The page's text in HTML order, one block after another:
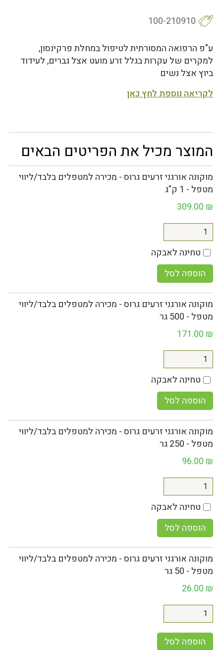
100-210910
ע"פ הרפואה המסורתית לטיפול במחלת פרקינסון,
למקרים של עקרות בגלל זרע מועט אצל גברים, לעידוד
ביוץ אצל נשים
לקריאה נוספת לחץ כאן
המוצר מכיל את הפריטים הבאים
מוקונה אורגני זרעים גרוס - מכירה למטפלים בלבד/ליווי
מטפל - 1 ק"ג
309.00 ₪
טחינה לאבקה
הוספה לסל
מוקונה אורגני זרעים גרוס - מכירה למטפלים בלבד/ליווי
מטפל - 500 גר
171.00 ₪
טחינה לאבקה
הוספה לסל
מוקונה אורגני זרעים גרוס - מכירה למטפלים בלבד/ליווי
מטפל - 250 גר
96.00 ₪
טחינה לאבקה
הוספה לסל
מוקונה אורגני זרעים גרוס - מכירה למטפלים בלבד/ליווי
מטפל - 50 גר
26.00 ₪
הוספה לסל